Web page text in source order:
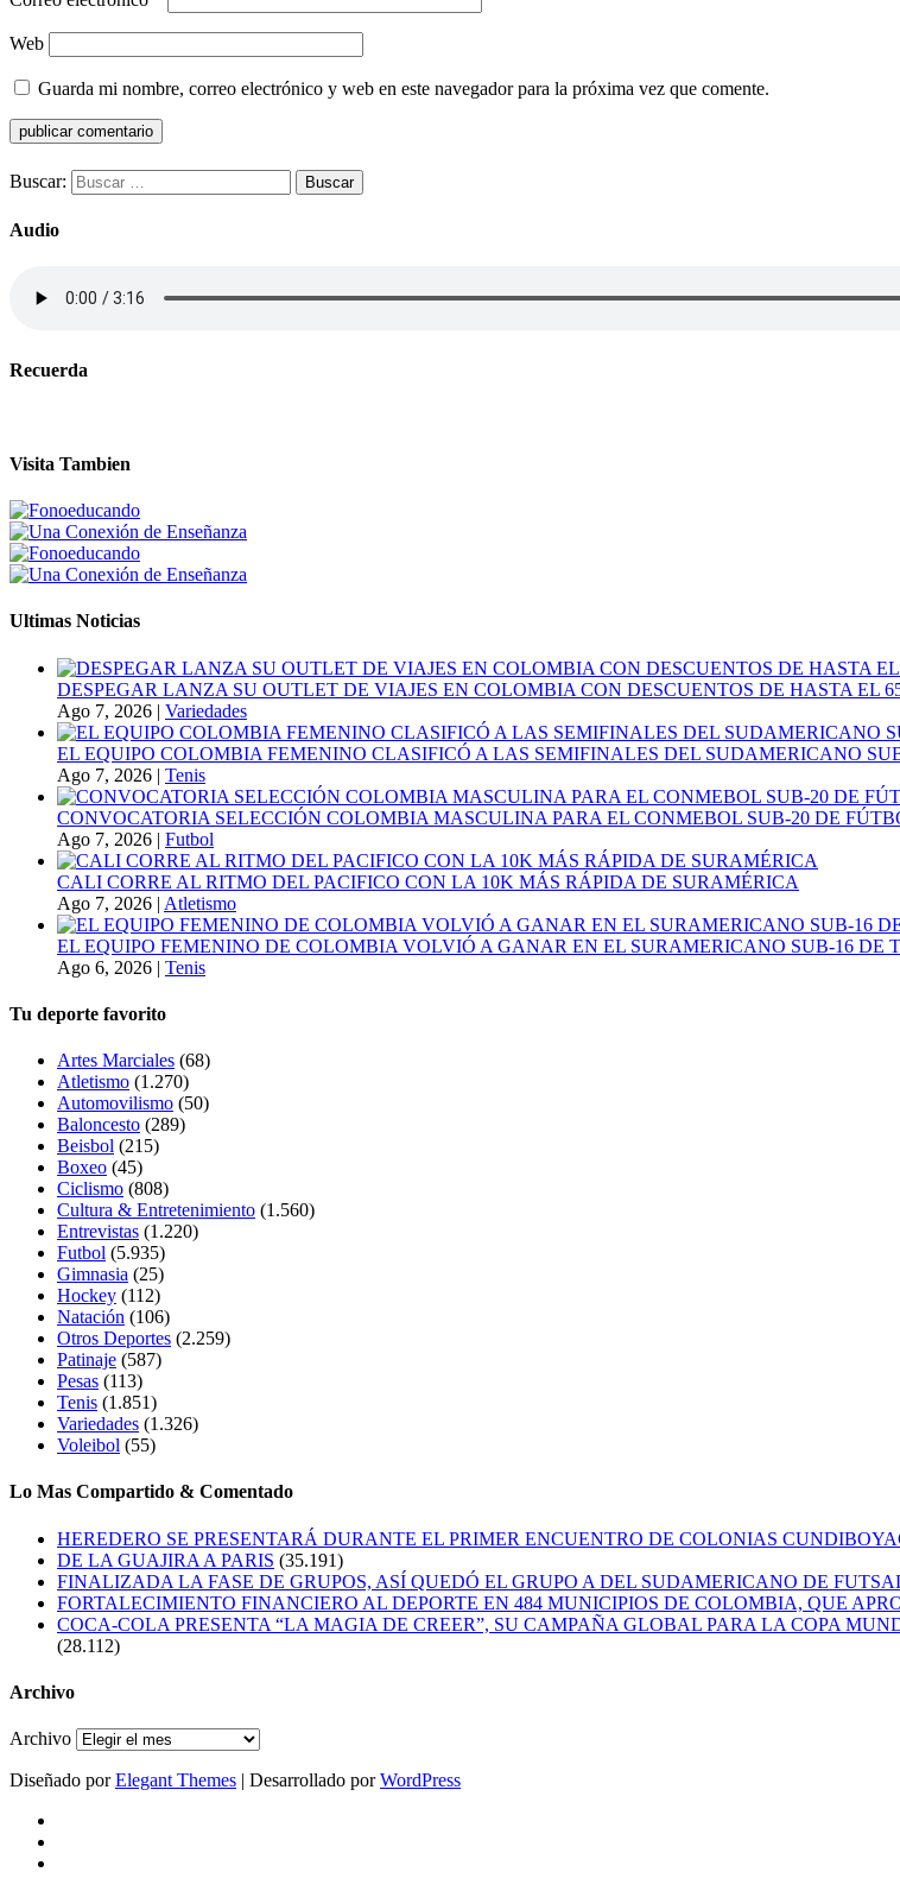
Web
Guarda mi nombre, correo electrónico y web en este navegador para la próxima vez que comente.
Buscar:
Audio
Recuerda
Visita Tambien
Ultimas Noticias
DESPEGAR LANZA SU OUTLET DE VIAJES EN COLOMBIA CON DESCUENTOS DE HASTA EL
Ago 7, 2026 | Variedades
EL EQUIPO COLOMBIA FEMENINO CLASIFICÓ A LAS SEMIFINALES DEL SUDAMERICANO
Ago 7, 2026 | Tenis
CONVOCATORIA SELECCIÓN COLOMBIA MASCULINA PARA EL CONMEBOL SUB-20 DE
Ago 7, 2026 | Futbol
CALI CORRE AL RITMO DEL PACIFICO CON LA 10K MÁS RÁPIDA DE SURAMÉRICA
Ago 7, 2026 | Atletismo
EL EQUIPO FEMENINO DE COLOMBIA VOLVIÓ A GANAR EN EL SURAMERICANO SUB-16 DE
Ago 6, 2026 | Tenis
Tu deporte favorito
Artes Marciales (68)
Atletismo (1.270)
Automovilismo (50)
Baloncesto (289)
Beisbol (215)
Boxeo (45)
Ciclismo (808)
Cultura & Entretenimiento (1.560)
Entrevistas (1.220)
Futbol (5.935)
Gimnasia (25)
Hockey (112)
Natación (106)
Otros Deportes (2.259)
Patinaje (587)
Pesas (113)
Tenis (1.851)
Variedades (1.326)
Voleibol (55)
Lo Mas Compartido & Comentado
HEREDERO SE PRESENTARÁ DURANTE EL PRIMER ENCUENTRO DE COLONIAS
DE LA GUAJIRA A PARIS (35.191)
FINALIZADA LA FASE DE GRUPOS, ASÍ QUEDÓ EL GRUPO A DEL SUDAMERICANO DE
FORTALECIMIENTO FINANCIERO AL DEPORTE EN 484 MUNICIPIOS DE COLOMBIA, QUE
COCA-COLA PRESENTA “LA MAGIA DE CREER”, SU CAMPAÑA GLOBAL PARA LA COPA
(28.112)
Archivo
Archivo
Diseñado porElegant Themes | Desarrollado porWordPress